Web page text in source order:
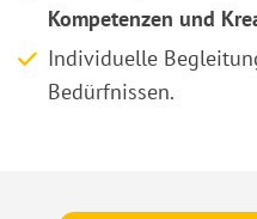
Kompetenzen und
Individuelle
Bedürfnissen.